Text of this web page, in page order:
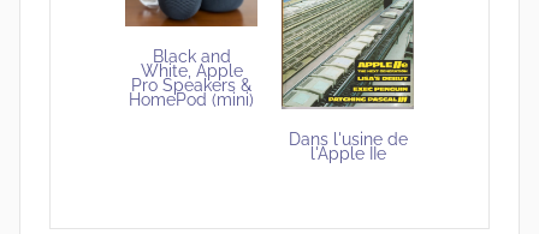
Black and
White, Apple
Pro Speakers &
HomePod (mini)
Dans l'usine de
l'Apple IIe